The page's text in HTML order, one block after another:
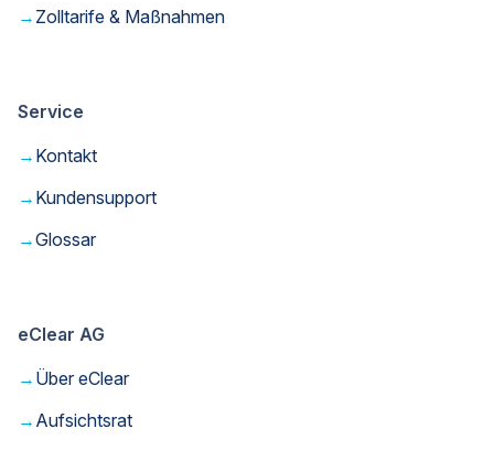
→ Zolltarife & Maßnahmen
Service
→ Kontakt
→ Kundensupport
→Glossar
eClear AG
→ Über eClear
→ Aufsichtsrat